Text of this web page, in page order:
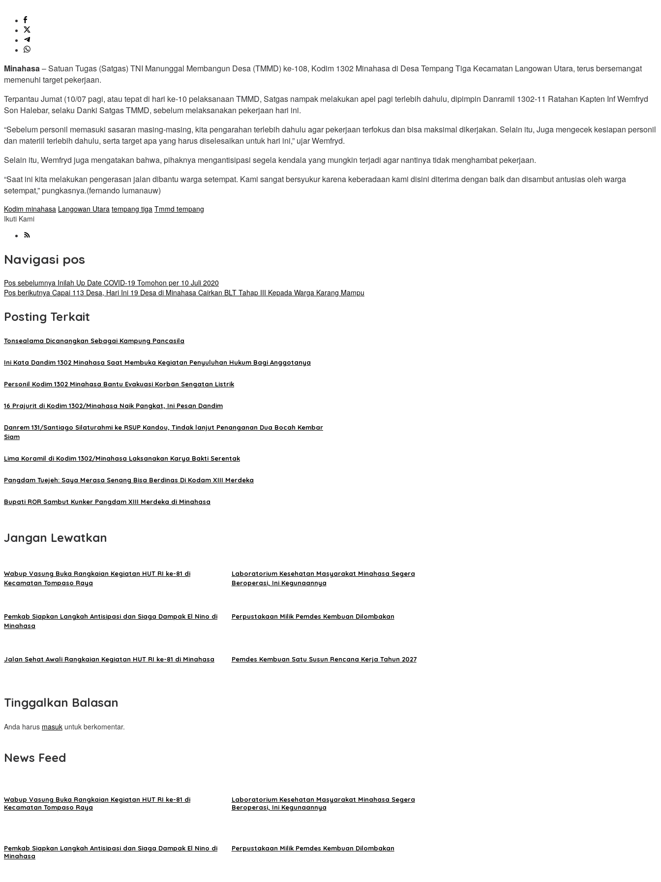
Minahasa– Satuan Tugas (Satgas) TNI Manunggal Membangun Desa (TMMD) ke-108, Kodim 1302 Minahasa di Desa Tempang Tiga Kecamatan Langowan Utara, terus bersemangat
memenuhi target pekerjaan.
Terpantau Jumat (10/07 pagi, atau tepat di hari ke-10 pelaksanaan TMMD, Satgas nampak melakukan apel pagi terlebih dahulu, dipimpin Danramil 1302-11 Ratahan Kapten Inf Wemfryd
Son Halebar, selaku Danki Satgas TMMD, sebelum melaksanakan pekerjaan hari ini.
“Sebelum personil memasuki sasaran masing-masing, kita pengarahan terlebih dahulu agar pekerjaan terfokus dan bisa maksimal dikerjakan. Selain itu, Juga mengecek kesiapan personil
dan materiil terlebih dahulu, serta target apa yang harus diselesaikan untuk hari ini,” ujar Wemfryd.
Selain itu, Wemfryd juga mengatakan bahwa, pihaknya mengantisipasi segela kendala yang mungkin terjadi agar nantinya tidak menghambat pekerjaan.
“Saat ini kita melakukan pengerasan jalan dibantu warga setempat. Kami sangat bersyukur karena keberadaan kami disini diterima dengan baik dan disambut antusias oleh warga
setempat,” pungkasnya.(fernando lumanauw)
Kodim minahasa Langowan Utara tempang tiga Tmmd tempang
Ikuti Kami
Navigasi pos
Pos sebelumnya Inilah Up Date COVID-19 Tomohon per 10 Juli 2020
Pos berikutnya Capai 113 Desa, Hari Ini 19 Desa di Minahasa Cairkan BLT Tahap III Kepada Warga Karang Mampu
Posting Terkait
Tonsealama Dicanangkan Sebagai Kampung Pancasila
Ini Kata Dandim 1302 Minahasa Saat Membuka Kegiatan Penyuluhan Hukum Bagi Anggotanya
Personil Kodim 1302 Minahasa Bantu Evakuasi Korban Sengatan Listrik
16 Prajurit di Kodim 1302/Minahasa Naik Pangkat, Ini Pesan Dandim
Danrem 131/Santiago Silaturahmi ke RSUP Kandou, Tindak lanjut Penanganan Dua Bocah Kembar
Siam
Lima Koramil di Kodim 1302/Minahasa Laksanakan Karya Bakti Serentak
Pangdam Tuejeh: Saya Merasa Senang Bisa Berdinas Di Kodam XIII Merdeka
Bupati ROR Sambut Kunker Pangdam XIII Merdeka di Minahasa
Jangan Lewatkan
Wabup Vasung Buka Rangkaian Kegiatan HUT RI ke-81 di
Kecamatan Tompaso Raya
Laboratorium Kesehatan Masyarakat Minahasa Segera
Beroperasi, Ini Kegunaannya
Pemkab Siapkan Langkah Antisipasi dan Siaga Dampak El Nino di
Minahasa
Perpustakaan Milik Pemdes Kembuan Dilombakan
Jalan Sehat Awali Rangkaian Kegiatan HUT RI ke-81 di Minahasa Pemdes Kembuan Satu Susun Rencana Kerja Tahun 2027
Tinggalkan Balasan
Anda harus masuk untuk berkomentar.
News Feed
Wabup Vasung Buka Rangkaian Kegiatan HUT RI ke-81 di
Kecamatan Tompaso Raya
Laboratorium Kesehatan Masyarakat Minahasa Segera
Beroperasi, Ini Kegunaannya
Pemkab Siapkan Langkah Antisipasi dan Siaga Dampak El Nino di
Minahasa
Perpustakaan Milik Pemdes Kembuan Dilombakan